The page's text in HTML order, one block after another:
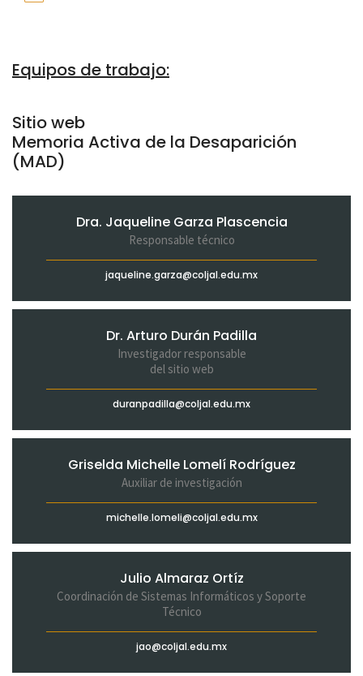
Equipos de trabajo:
Sitio web
Memoria Activa de la Desaparición
(MAD)
Dra. Jaqueline Garza Plascencia
Responsable técnico
jaqueline.garza@coljal.edu.mx
Dr. Arturo Durán Padilla
Investigador responsable
del sitio web
duranpadilla@coljal.edu.mx
Griselda Michelle Lomelí Rodríguez
Auxiliar de investigación
michelle.lomeli@coljal.edu.mx
Julio Almaraz Ortíz
Coordinación de Sistemas Informáticos y Soporte
Técnico
jao@coljal.edu.mx